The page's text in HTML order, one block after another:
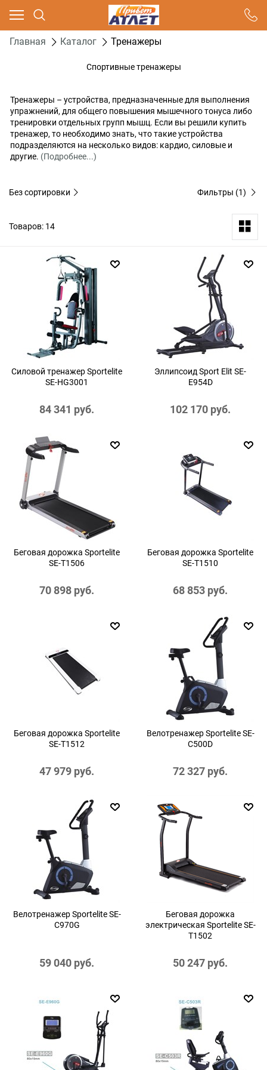
Главная Каталог Тренажеры
Спортивные тренажеры
Тренажеры – устройства, предназначенные для выполнения
упражнений, для общего повышения мышечного тонуса либо
тренировки отдельных групп мышц. Если вы решили купить
тренажер, то необходимо знать, что такие устройства
подразделяются на несколько видов: кардио, силовые и
другие. (Подробнее...)
Без сортировки Фильтры (1)
Товаров: 14
Силовой тренажер Sportelite
SE-HG3001
84 341 руб.
Эллипсоид Sport Elit SE-
E954D
102 170 руб.
Беговая дорожка Sportelite
SE-T1506
70 898 руб.
Беговая дорожка Sportelite
SE-T1510
68 853 руб.
Беговая дорожка Sportelite
SE-T1512
47 979 руб.
Велотренажер Sportelite SE-
C500D
72 327 руб.
Велотренажер Sportelite SE-
C970G
59 040 руб.
Беговая дорожка
электрическая Sportelite SE-
T1502
50 247 руб.
Ваш город - Москва,
угадали?
ДА НЕТ